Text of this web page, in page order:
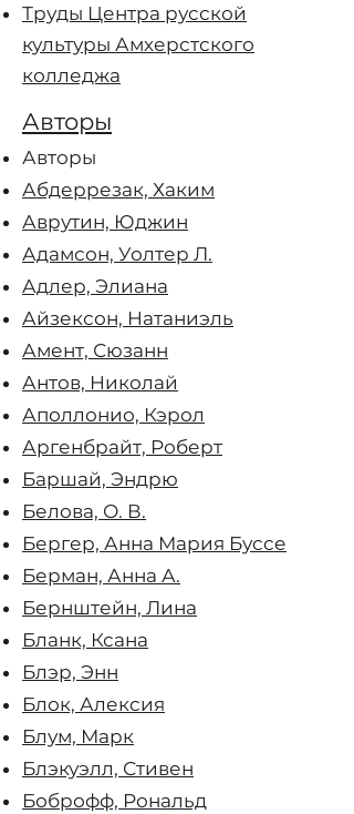
Труды Центра русской
культуры Амхерстского
колледжа
Авторы
Авторы
Абдеррезак, Хаким
Аврутин, Юджин
Адамсон, Уолтер Л.
Адлер, Элиана
Айзексон, Натаниэль
Амент, Сюзанн
Антов, Николай
Аполлонио, Кэрол
Аргенбрайт, Роберт
Баршай, Эндрю
Белова, О. В.
Бергер, Анна Мария Буссе
Берман, Анна А.
Бернштейн, Лина
Бланк, Ксана
Блэр, Энн
Блок, Алексия
Блум, Марк
Блэкуэлл, Стивен
Боброфф, Рональд